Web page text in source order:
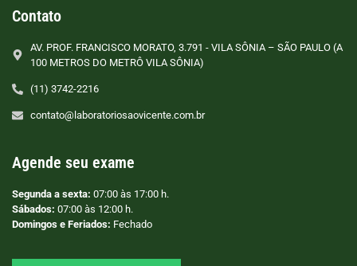
Contato
AV. PROF. FRANCISCO MORATO, 3.791 - VILA SÔNIA – SÃO PAULO (A
100 METROS DO METRÔ VILA SÔNIA)
(11) 3742-2216
contato@laboratoriosaovicente.com.br
Agende seu exame
Segunda a sexta: 07:00 às 17:00 h.
Sábados: 07:00 às 12:00 h.
Domingos e Feriados: Fechado